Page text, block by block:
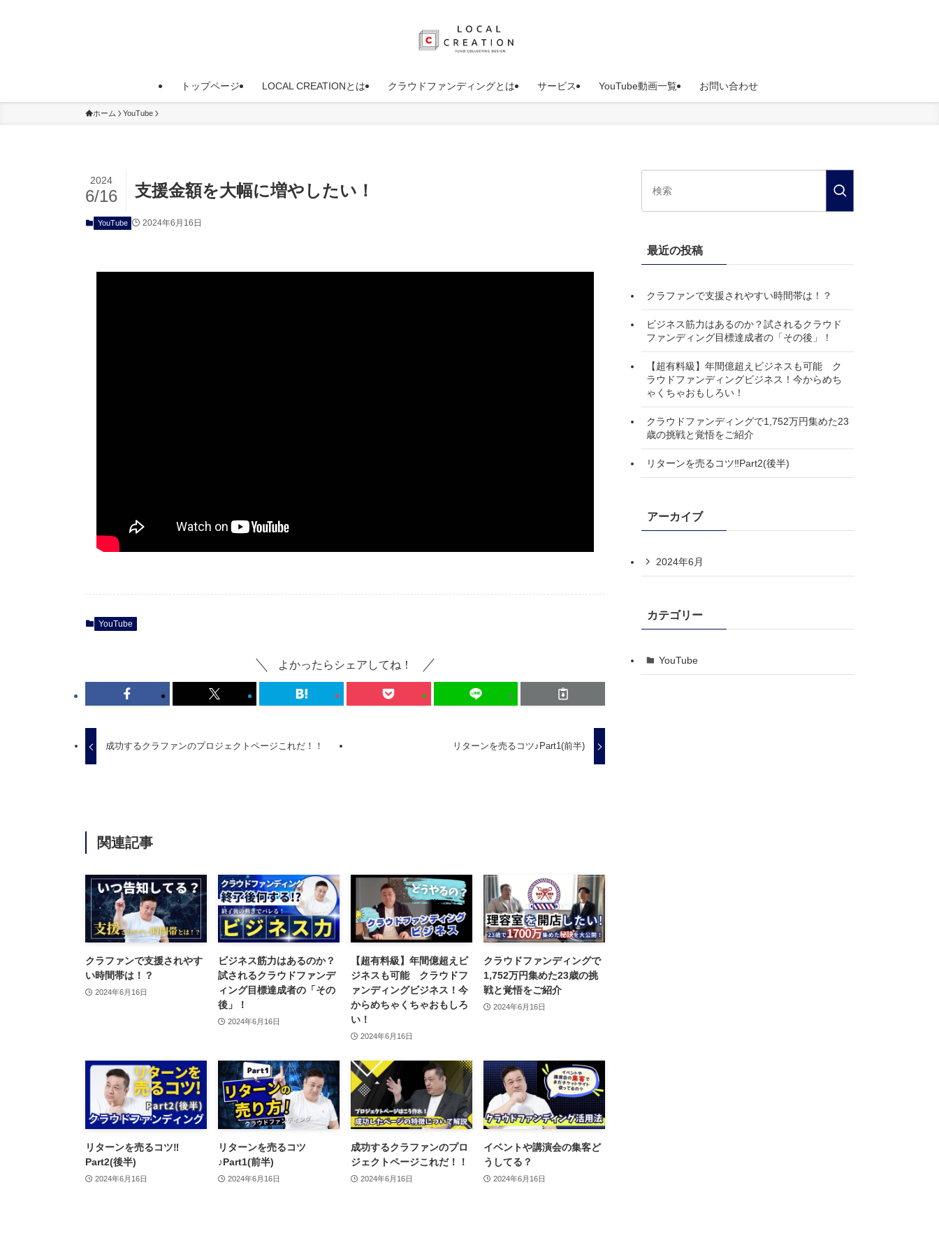
トップページ LOCAL CREATIONとは クラウドファンディングとは サービス YouTube動画一覧 お問い合わせ
ホーム YouTube
支援金額を大幅に増やしたい！
2024
6/16
YouTube 2024年6月16日
YouTube
よかったらシェアしてね！
成功するクラファンのプロジェクトページこれだ！！ リターンを売るコツ♪Part1(前半)
関連記事
クラファンで支援されやす
い時間帯は！？
2024年6月16日
ビジネス筋力はあるのか？
試されるクラウドファンデ
ィング目標達成者の「その
後」！
2024年6月16日
【超有料級】年間億超えビ
ジネスも可能 クラウドフ
ァンディングビジネス！今
からめちゃくちゃおもしろ
い！
2024年6月16日
クラウドファンディングで
1,752万円集めた23歳の挑
戦と覚悟をご紹介
2024年6月16日
リターンを売るコツ‼️
Part2(後半)
2024年6月16日
リターンを売るコツ
♪Part1(前半)
2024年6月16日
成功するクラファンのプロ
ジェクトページこれだ！！
2024年6月16日
イベントや講演会の集客ど
うしてる？
2024年6月16日
最近の投稿
クラファンで支援されやすい時間帯は！？
ビジネス筋力はあるのか？試されるクラウド
ファンディング目標達成者の「その後」！
【超有料級】年間億超えビジネスも可能 ク
ラウドファンディングビジネス！今からめち
ゃくちゃおもしろい！
クラウドファンディングで1,752万円集めた23
歳の挑戦と覚悟をご紹介
リターンを売るコツ‼️Part2(後半)
アーカイブ
2024年6月
カテゴリー
YouTube